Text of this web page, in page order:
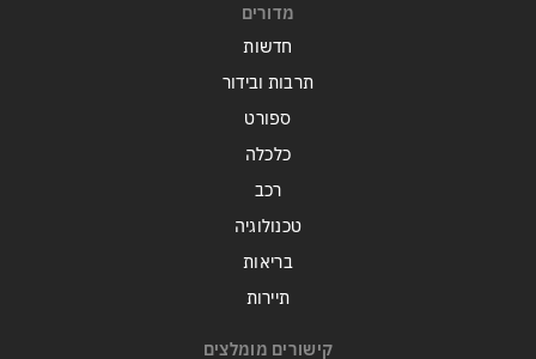
מדורים
חדשות
תרבות ובידור
ספורט
כלכלה
רכב
טכנולוגיה
בריאות
תיירות
קישורים מומלצים